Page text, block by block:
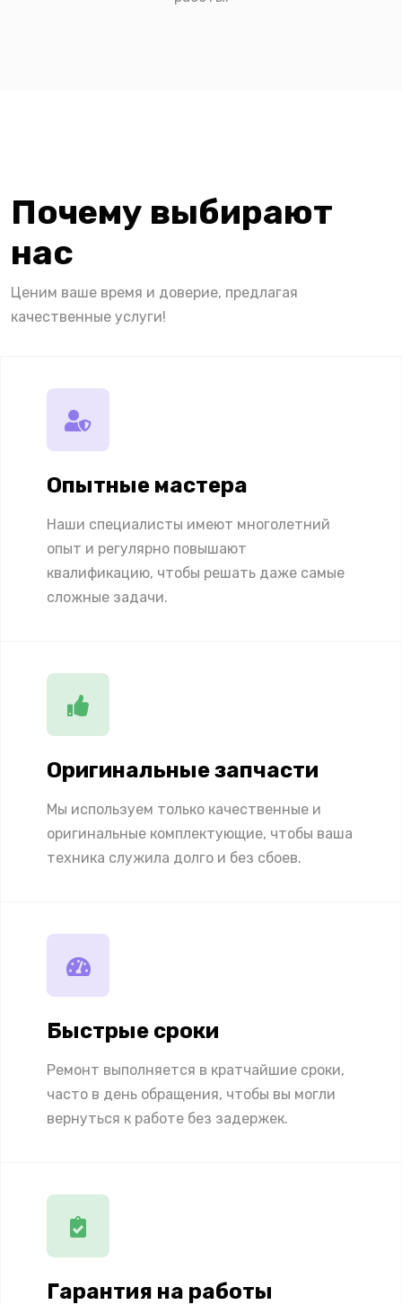
Почему выбирают
нас
Ценим ваше время и доверие, предлагая
качественные услуги!
Опытные мастера
Наши специалисты имеют многолетний
опыт и регулярно повышают
квалификацию, чтобы решать даже самые
сложные задачи.
Оригинальные запчасти
Мы используем только качественные и
оригинальные комплектующие, чтобы ваша
техника служила долго и без сбоев.
Быстрые сроки
Ремонт выполняется в кратчайшие сроки,
часто в день обращения, чтобы вы могли
вернуться к работе без задержек.
Гарантия на работы